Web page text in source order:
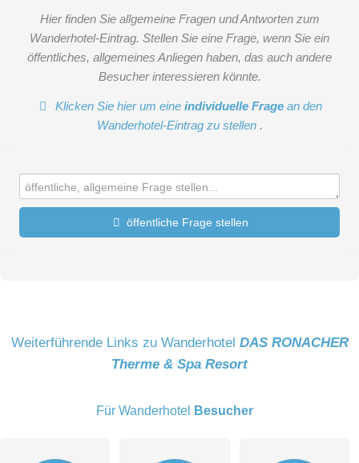
Hier finden Sie allgemeine Fragen und Antworten zum
Wanderhotel-Eintrag. Stellen Sie eine Frage, wenn Sie ein
öffentliches, allgemeines Anliegen haben, das auch andere
Besucher interessieren könnte.
Klicken Sie hier um eineindividuelle Frage an den
Wanderhotel-Eintrag zu stellen .
öffentliche Frage stellen
Weiterführende Links zu Wanderhotel DAS RONACHER
Therme & Spa Resort
Für Wanderhotel Besucher